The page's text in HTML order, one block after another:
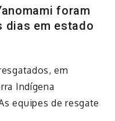
foram
dias em estado
em
Indígena
equipes de resgate